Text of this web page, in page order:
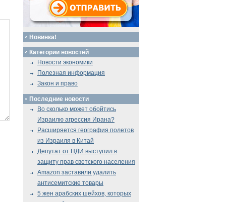
Новинка!
Категории новостей
Новости экономики
Полезная информация
Закон и право
Последние новости
Во сколько может обойтись
Израилю агрессия Ирана?
Расширяется география полетов
из Израиля в Китай
Депутат от НДИ выступил в
защиту прав светского населения
Amazon заставили удалить
антисемитские товары
5 жен арабских шейхов, которых